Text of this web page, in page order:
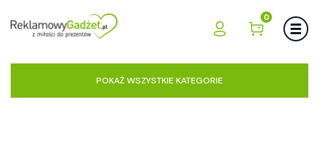
0
POKAŻ WSZYSTKIE KATEGORIE